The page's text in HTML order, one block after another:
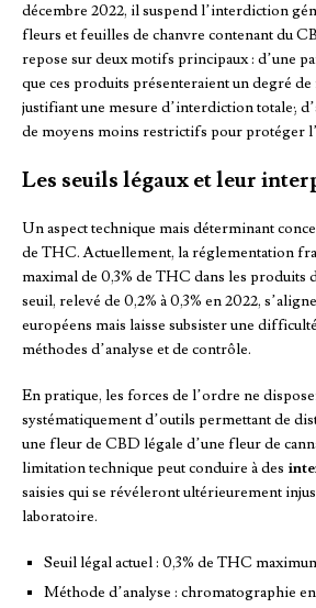
décembre 2022, il suspend l’interdiction
fleurs et feuilles de chanvre contenant du
repose sur deux motifs principaux : d’une
que ces produits présenteraient un degré
justifiant une mesure d’interdiction totale;
de moyens moins restrictifs pour protéger
Les seuils légaux et leur
Un aspect technique mais déterminant
de THC. Actuellement, la réglementation
maximal de 0,3% de THC dans les produits
seuil, relevé de 0,2% à 0,3% en 2022,
européens mais laisse subsister une
méthodes d’analyse et de contrôle.
En pratique, les forces de l’ordre ne
systématiquement d’outils permettant de
une fleur de CBD légale d’une fleur de
limitation technique peut conduire à des
saisies qui se révéleront ultérieurement
laboratoire.
Seuil légal actuel : 0,3% de THC
Méthode d’analyse : chromatographie en